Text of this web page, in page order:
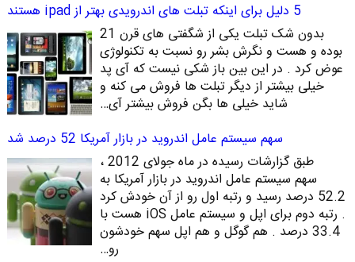
5 دلیل برای اینکه تبلت های اندرویدی بهتر از ipad هستند
بدون شک تبلت یکی از شگفتی های قرن 21
بوده و هست و نگرش بشر رو نسبت به تکنولوژی
عوض کرد . در این بین باز شکی نیست که آی پد
خیلی بیشتر از دیگر تبلت ها فروش می کنه و
شاید خیلی ها بگن فروش بیشتر آی…
سهم سیستم عامل اندروید در بازار آمریکا 52 درصد شد
طبق گزارشات رسیده در ماه جولای 2012 ،
سهم سیستم عامل اندروید در بازار آمریکا به
52.2 درصد رسید و رتبه اول رو از آن خودش کرد
. رتبه دوم برای اپل و سیستم عامل iOS هست با
33.4 درصد . هم گوگل و هم اپل سهم خودشون
رو…